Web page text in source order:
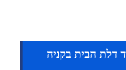
דלת הבית בקניה